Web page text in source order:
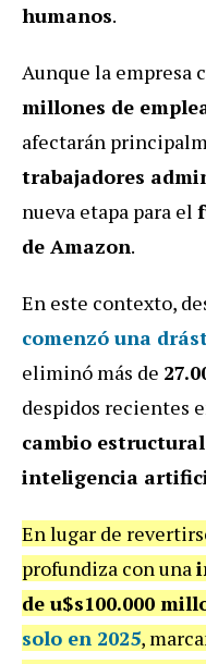
humanos.
Aunque la empresa
millones de
afectarán
trabajadores
nueva etapa para el
de Amazon.
En este contexto,
comenzó una
eliminó más de
despidos recientes
cambio
inteligencia
En lugar de
profundiza con una
de u$s100.000
solo en 2025,